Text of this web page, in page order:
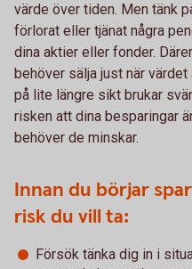
värde över tiden. Men tänk
förlorat eller tjänat några
dina aktier eller fonder.
behöver sälja just när värdet
på lite längre sikt brukar
risken att dina besparingar
behöver de minskar.
Innan du börjar
risk du vill ta:
Försök tänka dig in i